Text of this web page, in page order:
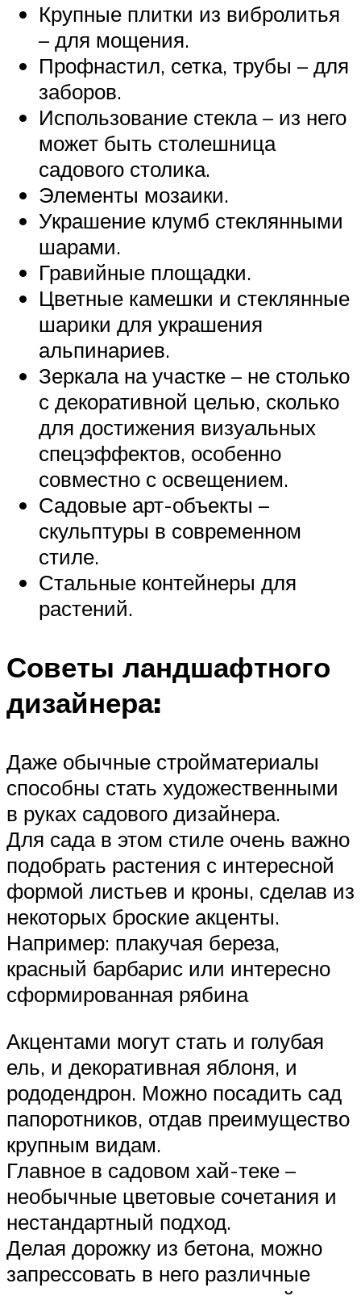
Крупные плитки из вибролитья
– для мощения.
Профнастил, сетка, трубы – для
за­боров.
Использование стекла – из него
мо­жет быть столешница
садового столика.
Элементы мозаики.
Украшение клумб стеклянными
ша­рами.
Гравийные площадки.
Цветные камешки и стеклянные
ша­рики для украшения
альпинариев.
Зеркала на участке – не столько
с декоративной целью, сколько
для до­стижения визуальных
спецэффектов, особенно
совместно с освещением.
Садовые арт-объекты –
скульптуры в современном
стиле.
Стальные контейнеры для
растений.
Советы ландшафтного
дизайнера:
Даже обычные стройматериалы
способны стать художественными
в руках садового дизайнера.
Для сада в этом стиле очень важно
подобрать растения с интересной
формой листьев и кроны, сделав из
некоторых броские акценты.
Например: плакучая береза,
красный барбарис или интересно
сформированная рябина
Акцентами могут стать и голубая
ель, и декоративная яблоня, и
рододендрон. Можно посадить сад
папоротников, отдав преимущество
крупным видам.
Главное в садовом хай-теке –
необычные цветовые сочетания и
нестандартный подход.
Делая дорожку из бетона, можно
запрессовать в него различные